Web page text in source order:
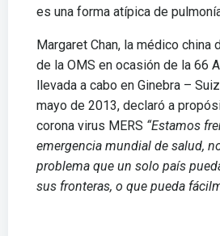
es una forma atípica de
Margaret Chan, la médico china
de la OMS en ocasión de la 66
llevada a cabo en Ginebra –
mayo de 2013, declaró a
corona virus MERS “Estamos
emergencia mundial de salud,
problema que un solo país
sus fronteras, o que pueda